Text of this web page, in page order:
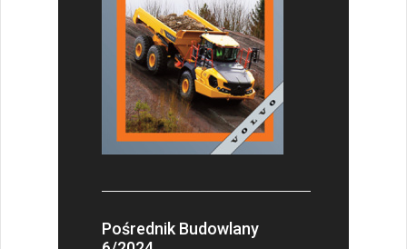
Pośrednik Budowlany